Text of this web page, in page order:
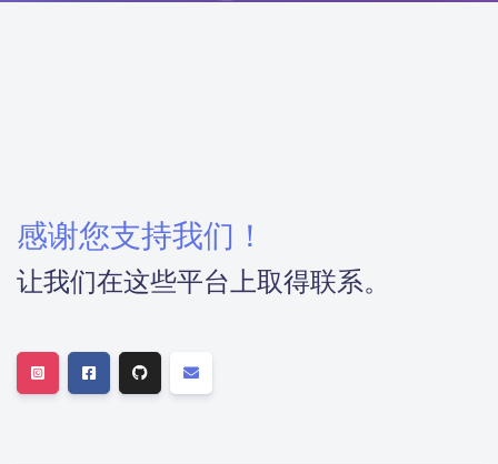
感谢您支持我们！
让我们在这些平台上取得联系。